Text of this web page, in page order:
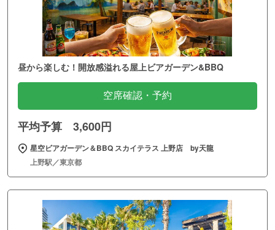
昼から楽しむ！開放感溢れる屋上ビアガーデン&BBQ
空席確認・予約
平均予算 3,600円
星空ビアガーデン＆BBQ スカイテラス 上野店 by天龍
上野駅／東京都